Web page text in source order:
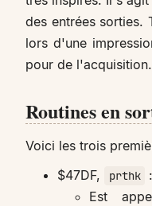
des entrées sorties.
lors d'une
pour de l'acquisition.
Routines en
Voici les trois
$47DF,
prthk
Est